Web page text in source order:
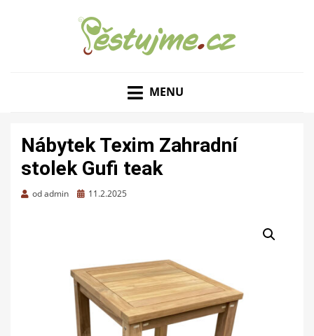
MENU
Nábytek Texim Zahradní
stolek Gufi teak
odadmin
Zveřejněno
11.2.2025